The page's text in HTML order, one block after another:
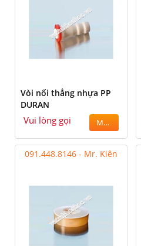
Vòi nối thẳng nhựa PP
DURAN
Vui lòng gọi MUA
091.448.8146 - Mr. Kiên